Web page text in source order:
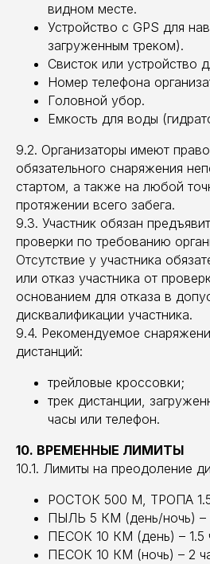
видном месте.
Устройство с GPS для
загруженным треком).
Свисток или устройство
Номер телефона
Головной убор.
Емкость для воды
9.2. Организаторы имеют
обязательного снаряжения
стартом, а также на любой
протяжении всего забега.
9.3. Участник обязан
проверки по требованию
Отсутствие у участника
или отказ участника от
основанием для отказа в
дисквалификации участника.
9.4. Рекомендуемое
дистанций:
трейловые кроссовки;
трек дистанции,
часы или телефон.
10. ВРЕМЕННЫЕ ЛИМИТЫ
10.1. Лимиты на преодоление
РОСТОК 500 М, ТРОПА
ПЫЛЬ 5 КМ (день/ночь) –
ПЕСОК 10 КМ (день) – 1.5
ПЕСОК 10 КМ (ночь) – 2